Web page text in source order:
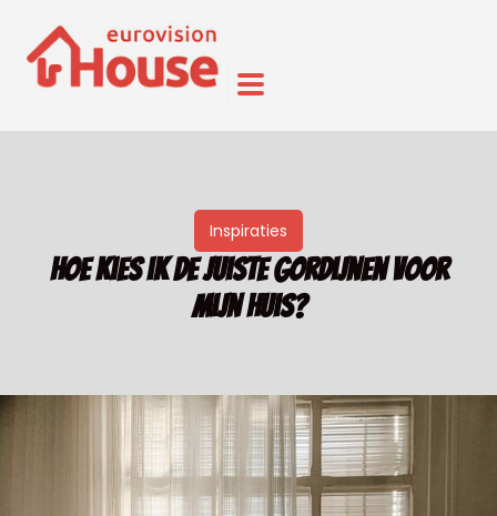
Inspiraties
Hoe kies ik de juiste gordijnen voor
mijn huis?